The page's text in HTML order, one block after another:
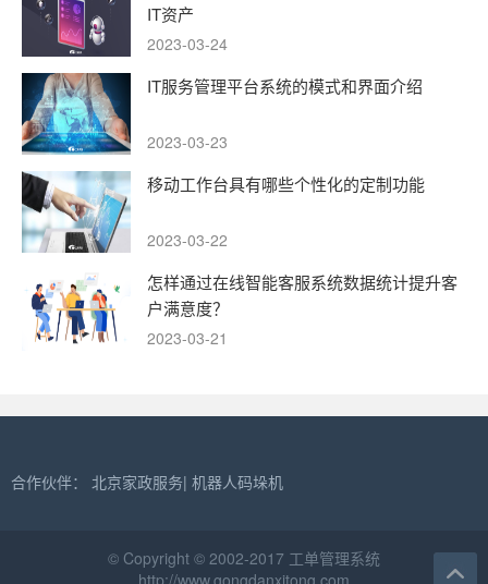
IT资产
2023-03-24
IT服务管理平台系统的模式和界面介绍
2023-03-23
移动工作台具有哪些个性化的定制功能
2023-03-22
怎样通过在线智能客服系统数据统计提升客
户满意度？
2023-03-21
合作伙伴： 北京家政服务| 机器人码垛机
© Copyright © 2002-2017 工单管理系统
http://www.gongdanxitong.com